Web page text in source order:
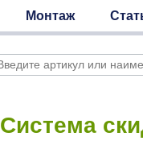
Монтаж
Система